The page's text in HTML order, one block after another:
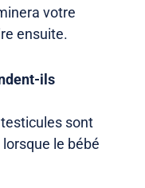
votre
ensuite.
ils
sont
le bébé